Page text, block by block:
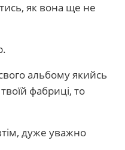
як вона ще не
альбому якийсь
фабриці, то
дуже уважно